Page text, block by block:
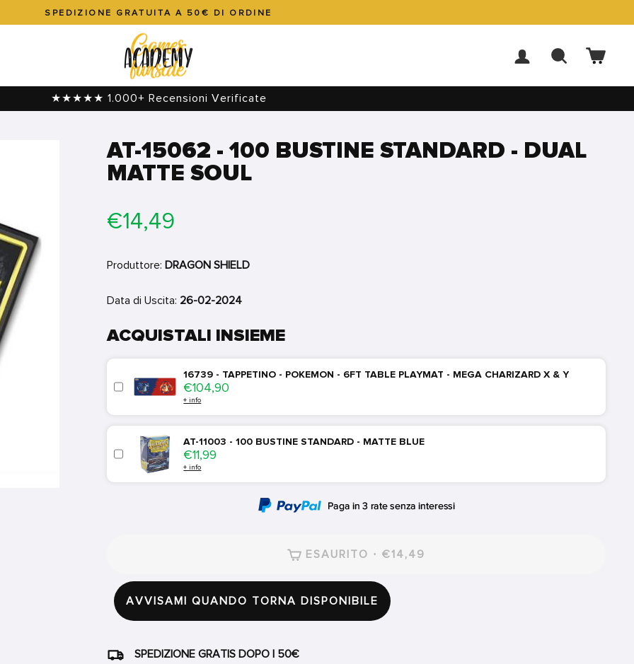
in
pausa
SPEDIZIONE GRATUITA A 50€ DI ORDINE
ACCEDI CERCA
★★★★★ 1.000+ Recensioni Verificate
AT-15062 - 100 BUSTINE STANDARD - DUAL
MATTE SOUL
Prezzo
di
€14,49
Produttore: DRAGON SHIELD
Data di Uscita: 26-02-2024
ACQUISTALI INSIEME
16739 - TAPPETINO - POKEMON - 6FT TABLE PLAYMAT - MEGA CHARIZARD X & Y
Price
€104,90
+ info
AT-11003 - 100 BUSTINE STANDARD - MATTE BLUE
Price
€11,99
+ info
ESAURITO · €14,49
AVVISAMI QUANDO TORNA DISPONIBILE
SPEDIZIONE GRATIS DOPO I 50€